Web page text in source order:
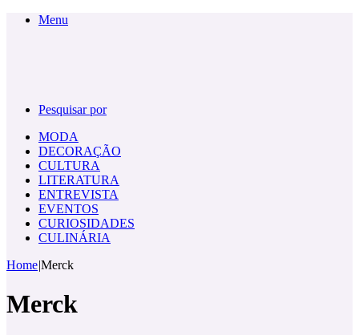
Menu
Pesquisar por
MODA
DECORAÇÃO
CULTURA
LITERATURA
ENTREVISTA
EVENTOS
CURIOSIDADES
CULINÁRIA
Home|Merck
Merck